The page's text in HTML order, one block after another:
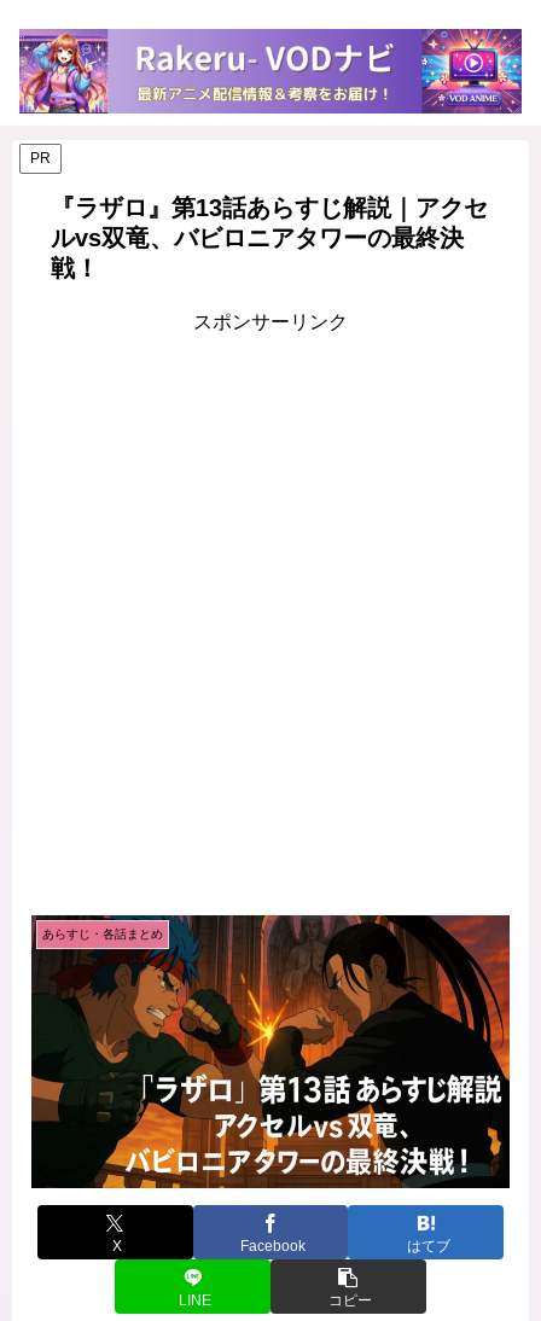
PR
『ラザロ』第13話あらすじ解説｜アクセ
ルvs双竜、バビロニアタワーの最終決
戦！
スポンサーリンク
あらすじ・各話まとめ
X Facebook はてブ
LINE コピー